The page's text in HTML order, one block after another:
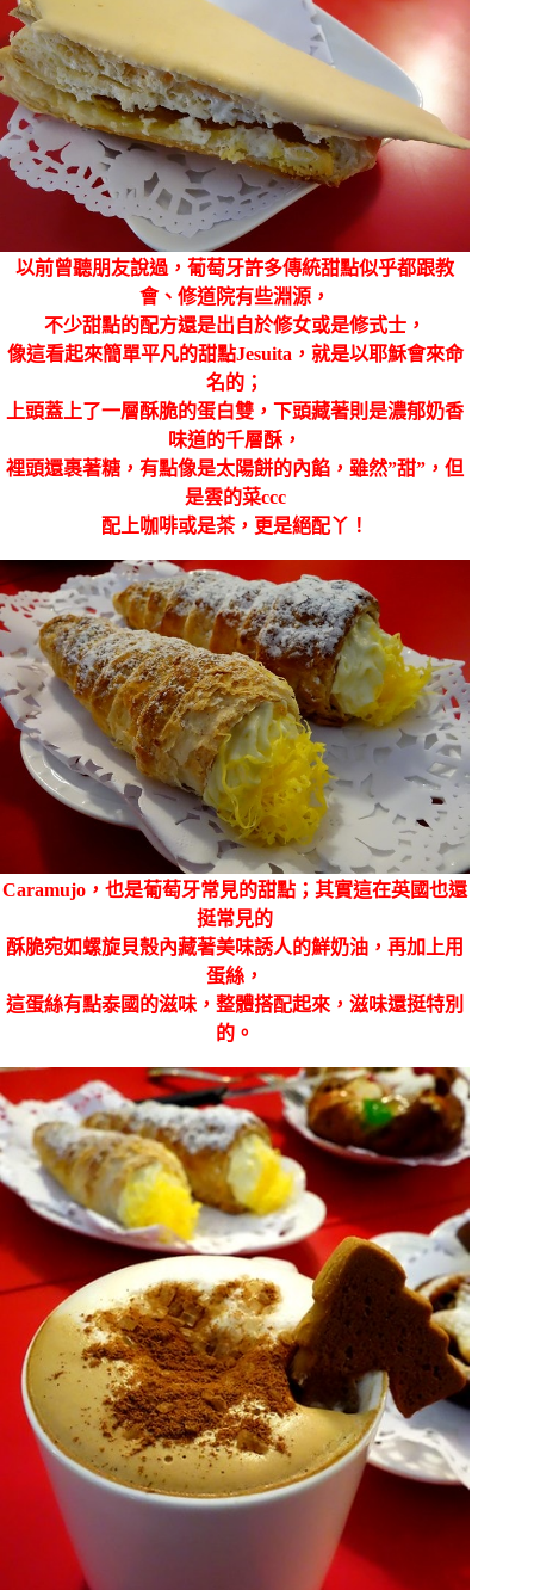
以前曾聽朋友說過，葡萄牙許多傳統甜點似乎都跟教
會、修道院有些淵源，
不少甜點的配方還是出自於修女或是修式士，
像這看起來簡單平凡的甜點Jesuita，就是以耶穌會來命
名的；
上頭蓋上了一層酥脆的蛋白雙，下頭藏著則是濃郁奶香
味道的千層酥，
裡頭還裹著糖，有點像是太陽餅的內餡，雖然”甜”，但
是雲的菜ccc
配上咖啡或是茶，更是絕配丫！
Caramujo，也是葡萄牙常見的甜點；其實這在英國也還
挺常見的
酥脆宛如螺旋貝殼內藏著美味誘人的鮮奶油，再加上用
蛋絲，
這蛋絲有點泰國的滋味，整體搭配起來，滋味還挺特別
的。